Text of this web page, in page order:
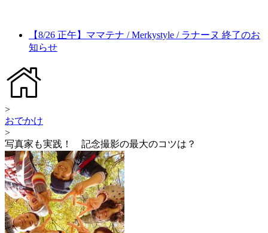
【8/26 正午】ママテナ / Merkystyle / ラナーヌ 終了のお
知らせ
>
おでかけ
>
写真家も実践！ 記念撮影の最大のコツは？